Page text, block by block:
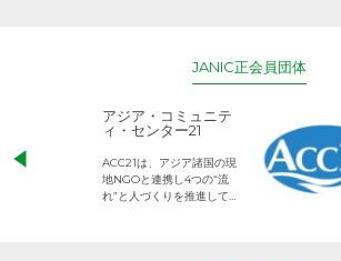
JANIC正会員団体
アジア・コミュニテ
ィ・センター21
ACC21は、アジア諸国の現
地NGOと連携し4つの“流
れ”と人づくりを推進してい